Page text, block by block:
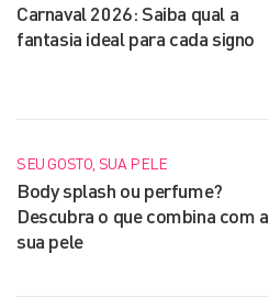
Carnaval 2026: Saiba qual a
fantasia ideal para cada signo
SEU GOSTO, SUA PELE
Body splash ou perfume?
Descubra o que combina com a
sua pele